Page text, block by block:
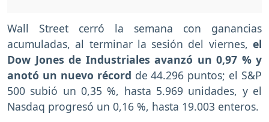
Wall Street cerró la semana con ganancias
acumuladas, al terminar la sesión del viernes, el
Dow Jones de Industriales avanzó un 0,97 % y
anotó un nuevo récord de 44.296 puntos; el S&P
500 subió un 0,35 %, hasta 5.969 unidades, y el
Nasdaq progresó un 0,16 %, hasta 19.003 enteros.